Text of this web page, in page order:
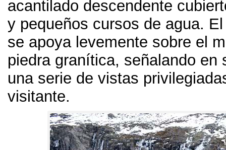
acantilado descendente
y pequeños cursos de agua.
se apoya levemente sobre el
piedra granítica, señalando en
una serie de vistas
visitante.